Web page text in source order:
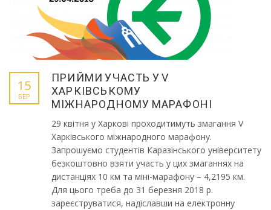
15
БЕР
ПРИЙМИ УЧАСТЬ У V
ХАРКІВСЬКОМУ
МІЖНАРОДНОМУ МАРАФОНІ
29 квітня у Харкові проходитимуть змагання V
Харківського міжнародного марафону.
Запрошуємо студентів Каразінського університету
безкоштовно взяти участь у цих змаганнях на
дистанціях 10 км та міні-марафону – 4,2195 км.
Для цього треба до 31 березня 2018 р.
зареєструватися, надіславши на електронну